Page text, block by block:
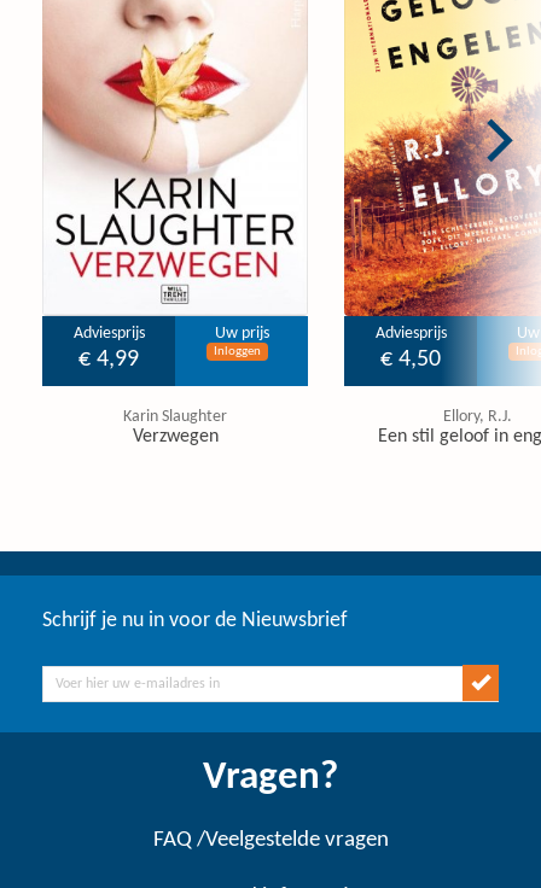
Adviesprijs
€ 4,99
Uw prijs
Inloggen
Karin Slaughter
Verzwegen
Adviesprijs
€ 4,50
Ellory, R.J.
Een stil geloof in
Schrijf je nu in voor de Nieuwsbrief
Vragen?
FAQ /Veelgestelde vragen